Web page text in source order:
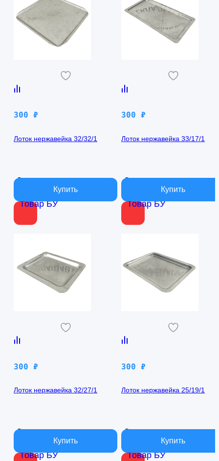
Товар БУ
300 ₽
Лоток нержавейка 32/32/1
В наличии
Товар БУ
300 ₽
Лоток нержавейка 33/17/1
В наличии
Товар БУ
300 ₽
Лоток нержавейка 32/27/1
В наличии
Товар БУ
300 ₽
Лоток нержавейка 25/19/1
В наличии